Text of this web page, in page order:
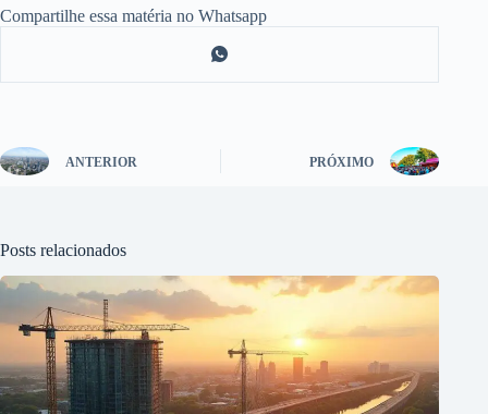
Compartilhe essa matéria no Whatsapp
ANTERIOR PRÓXIMO
Posts relacionados